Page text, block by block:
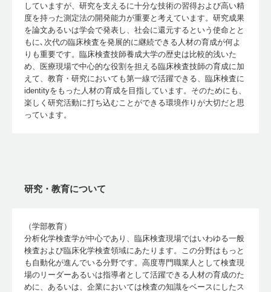
していますが、研究を支えるに十分な技術の習得および高い精
度を持った測定法の開発能力が重要と考えています。研究成果
を論文あるいは学会で発表し、社会に還元するという使命とと
もに､次代の臨床検査を発展的に継続できる人材の育成が何よ
りも重要です。臨床検査技師養成大学の歴史は比較的浅いた
め、医療現場で中心的な役割を担える臨床検査技師の育成に加
えて、教育・研究においても第一線で活躍できる、臨床検査に
identityをもった人材の育成を目指しています。そのためにも、
楽しく研究活動に打ち込むことができる環境作りが大切だと思
っています。
研究・教育について
（学部教育）
分析化学検査学が中心であり、臨床検査現場ではいわゆる一般
検査および臨床化学検査領域にあたります。この分野はもっと
も自動化が進んでいる分野です。高度専門職業人として検査現
場のリーダーあるいは指導者として活躍できる人材の育成のた
めに、あるいは、企業においては検査の知識をベースにしたス